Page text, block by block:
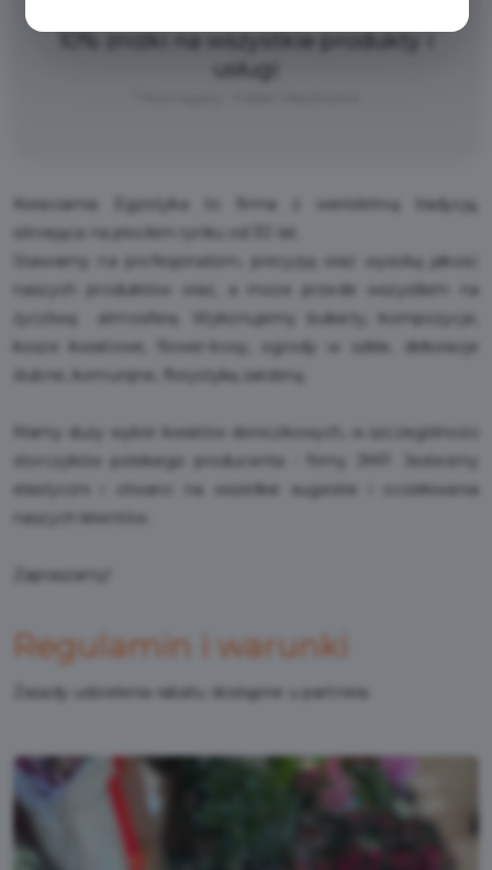
10% zniżki na wszystkie produkty i
Kwiaciarnia Egzotyka to firma z wieloletnią tradycją,
istniejąca na płockim rynku od 30 lat.
Stawiamy na profesjonalizm, precyzję oraz wysoką jakość
naszych produktów oraz, a może przede wszystkim na
życzliwą atmosferę. Wykonujemy bukiety, kompozycje,
kosze kwiatowe, flower-boxy, ogrody w szkle, dekoracje
ślubne, komunijne, florystykę żałobną.
Mamy duży wybór kwiatów doniczkowych, w szczególności
storczyków polskiego producenta - firmy JMP. Jesteśmy
elastyczni i otwarci na wszelkie sugestie i oczekiwania
naszych klientów.
Zapraszamy!
Regulamin i warunki
Zasady udzielenia rabatu dostępne u partnera.